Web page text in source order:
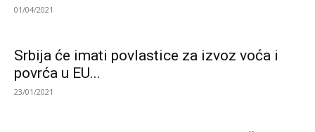
01/04/2021
Srbija će imati povlastice za izvoz voća i
povrća u EU...
23/01/2021